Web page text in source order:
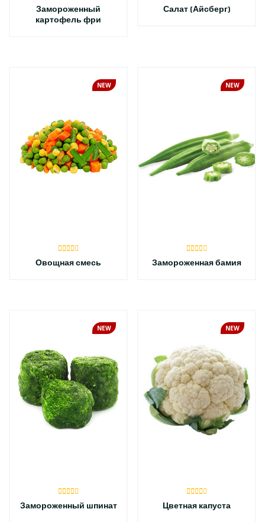
Замороженный
картофель фри
Салат (Айсберг)
NEW
Овощная смесь
NEW
Замороженная бамия
NEW
Замороженный шпинат
NEW
Цветная капуста